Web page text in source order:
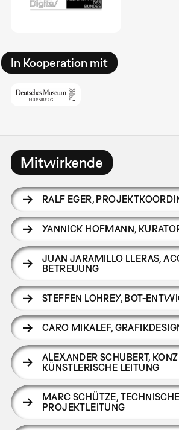
In Kooperation mit
Mitwirkende
RALF EGER,
YANNICK HOFMANN,
JUAN JARAMILLO LLERAS,
BETREUUNG
STEFFEN LOHREY, BOT-
CARO MIKALEF,
ALEXANDER SCHUBERT,
KÜNSTLERISCHE LEITUNG
MARC SCHÜTZE, TECHNISCHE
PROJEKTLEITUNG